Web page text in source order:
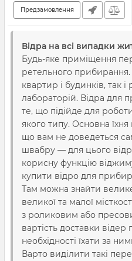
Предзамовлення
Відра на всі випадки
Будь-яке приміщення
ретельного прибирання.
квартир і будинків, так і
лабораторій. Відра
те, що підійде для
якого типу. Основна
що вам не доведеться
швабру — для цього
корисну функцію
купити відро для
Там можна знайти
великої та малої
з роликовим або
вартість доставки відер
необхідності їхати за
Варто виділити такі